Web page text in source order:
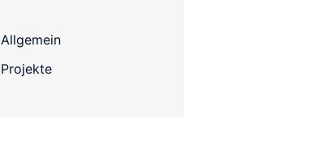
Allgemein
Projekte